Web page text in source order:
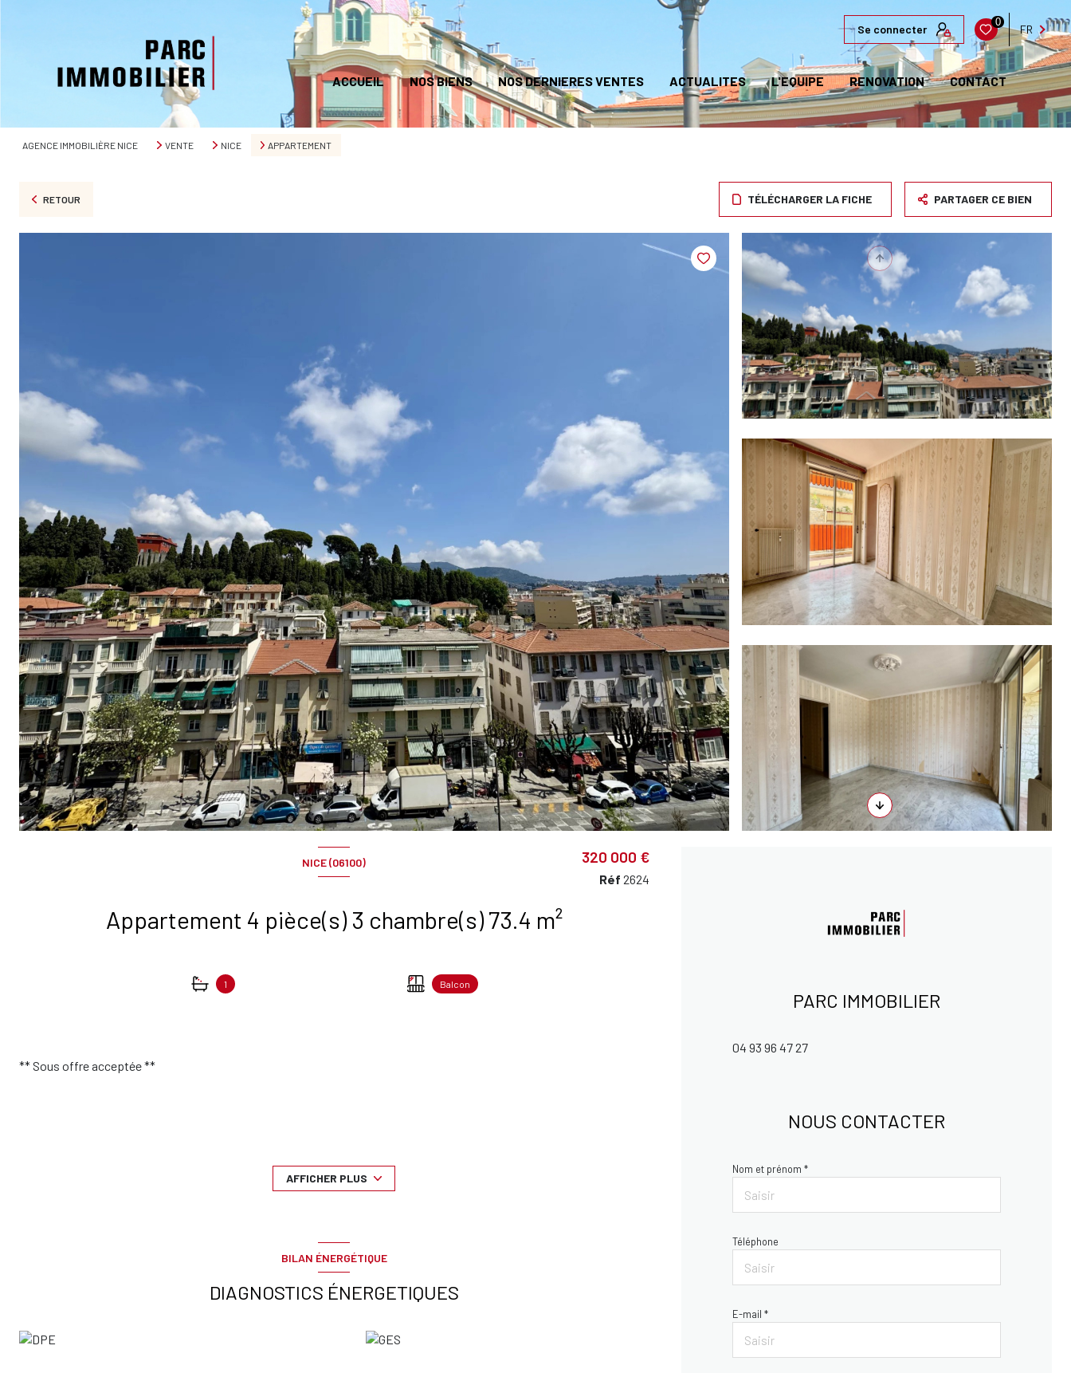
Se connecter
0
FR
ACCUEIL NOS BIENS NOS DERNIERES VENTES ACTUALITES L'EQUIPE RENOVATION CONTACT
AGENCE IMMOBILIÈRE NICE VENTE NICE APPARTEMENT
RETOUR TÉLÉCHARGER LA FICHE PARTAGER CE BIEN
NICE (06100)
Appartement 4 pièce(s) 3 chambre(s) 73.4 m²
1 Balcon
320 000 €
Réf 2624
** Sous offre acceptée **
Situé dans le quartier de Cessole disposant de toutes les commodités, au niveau de l’Horloge, sur l’avenue des Platanes,
Une fois rénové, ce bien offrira un potentiel d’aménagement particulièrement intéressant grâce à une configuration
intelligente et modulable. Il dispose d’un agréable balcon ainsi que d’une terrasse, offrant une vue exceptionnellement
de convivialité.
AFFICHER PLUS
BILAN ÉNERGÉTIQUE
DIAGNOSTICS ÉNERGETIQUES
PARC IMMOBILIER
04 93 96 47 27
NOUS CONTACTER
Nom et prénom *
Téléphone
E-mail *